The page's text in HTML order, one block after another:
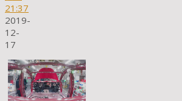
21:37
2019-
12-
17